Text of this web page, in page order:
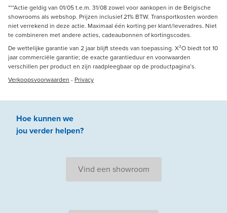
***Actie geldig van 01/05 t.e.m. 31/08 zowel voor aankopen in de Belgische
showrooms als webshop. Prijzen inclusief 21% BTW. Transportkosten worden
niet verrekend in deze actie. Maximaal één korting per klant/leveradres. Niet
te combineren met andere acties, cadeaubonnen of kortingscodes.
De wettelijke garantie van 2 jaar blijft steeds van toepassing. X²O biedt tot 10
jaar commerciële garantie; de exacte garantieduur en voorwaarden
verschillen per product en zijn raadpleegbaar op de productpagina’s.
Verkoopsvoorwaarden - Privacy
Hoe kunnen we
jouverder helpen?
Vind een showroom